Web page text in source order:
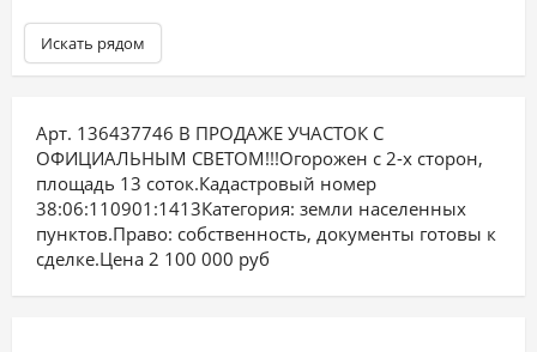
Искать рядом
Арт. 136437746 В ПРОДАЖЕ УЧАСТОК С
ОФИЦИАЛЬНЫМ СВЕТОМ!!!Огорожен с 2-х сторон,
площадь 13 соток.Кадастровый номер
38:06:110901:1413Категория: земли населенных
пунктов.Право: собственность, документы готовы к
сделке.Цена 2 100 000 руб